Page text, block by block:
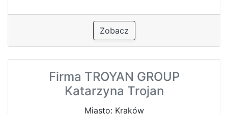
Zobacz
Firma TROYAN GROUP
Katarzyna Trojan
Miasto: Kraków